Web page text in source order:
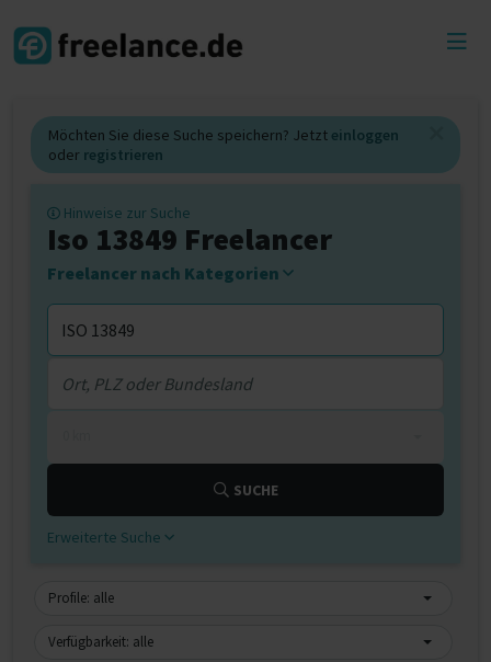
Möchten Sie diese Suche speichern? Jetzt einloggen
oder registrieren
Hinweise zur Suche
Iso 13849 Freelancer
Freelancer nach Kategorien
SUCHE
Erweiterte Suche
Profile: alle
Verfügbarkeit: alle